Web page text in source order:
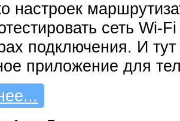
настроек
сеть Wi-
подключения. И
приложение для